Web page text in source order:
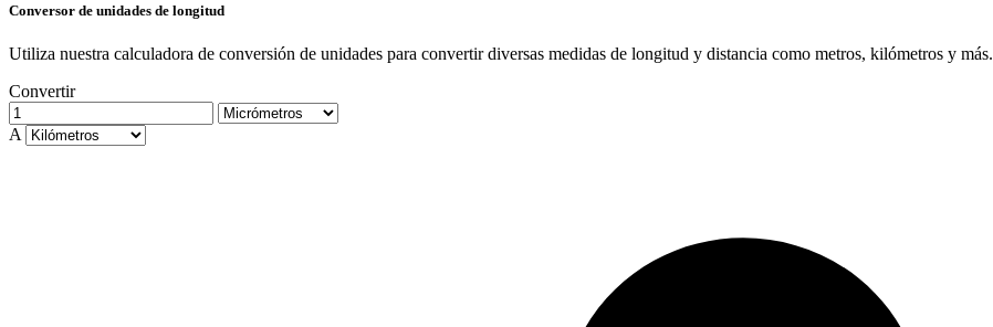
Conversor de unidades de longitud
Utiliza nuestra calculadora de conversión de unidades para convertir diversas medidas de longitud y distancia como metros, kilómetros y más.
Convertir
A